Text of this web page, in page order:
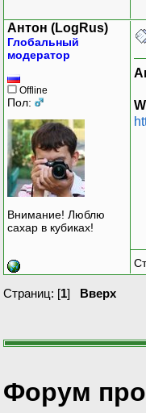
Антон (LogRus)
Глобальный
модератор
Offline
Пол:
Внимание! Люблю
сахар в кубиках!
Страниц: [1] Вверх
Форум